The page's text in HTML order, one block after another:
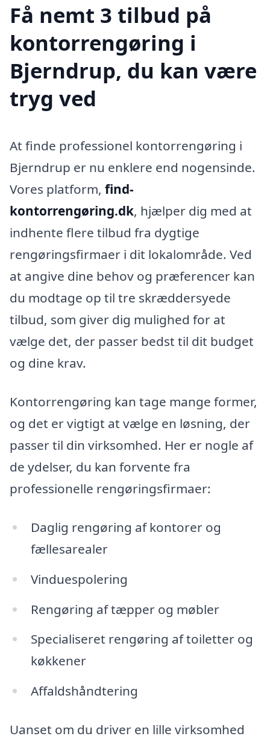
Få nemt 3 tilbud på
kontorrengøring i
Bjerndrup, du kan være
tryg ved
At finde professionel kontorrengøring i
Bjerndrup er nu enklere end nogensinde.
Vores platform, find-
kontorrengøring.dk, hjælper dig med at
indhente flere tilbud fra dygtige
rengøringsfirmaer i dit lokalområde. Ved
at angive dine behov og præferencer kan
du modtage op til tre skræddersyede
tilbud, som giver dig mulighed for at
vælge det, der passer bedst til dit budget
og dine krav.
Kontorrengøring kan tage mange former,
og det er vigtigt at vælge en løsning, der
passer til din virksomhed. Her er nogle af
de ydelser, du kan forvente fra
professionelle rengøringsfirmaer:
Daglig rengøring af kontorer og
fællesarealer
Vinduespolering
Rengøring af tæpper og møbler
Specialiseret rengøring af toiletter og
køkkener
Affaldshåndtering
Uanset om du driver en lille virksomhed